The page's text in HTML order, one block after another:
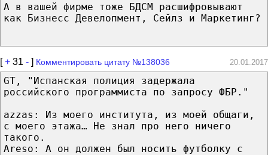
А в вашей фирме тоже БДСМ расшифровывают
как Бизнесс Девелопмент, Сейлз и Маркетинг?
[+ 31 - ] Комментировать цитату №138036 20.01.2017
GT, "Испанская полиция задержала
российского программиста по запросу ФБР."
azzas: Из моего института, из моей общаги,
с моего этажа… Не знал про него ничего
такого.
Areso: А он должен был носить футболку с